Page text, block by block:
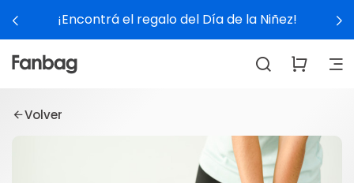
¡Encontrá el regalo del Día de la Niñez!
Volver